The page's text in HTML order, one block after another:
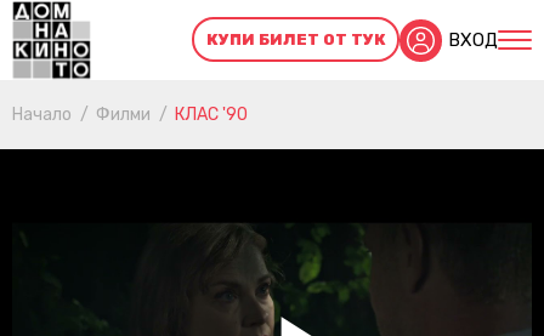
КУПИ БИЛЕТ ОТ ТУК ВХОД
Начало Филми КЛАС '90